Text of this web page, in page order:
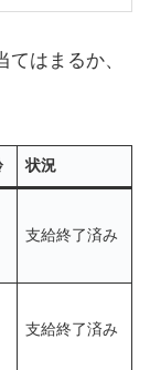
はまるか、
状況
支給終了済み
支給終了済み